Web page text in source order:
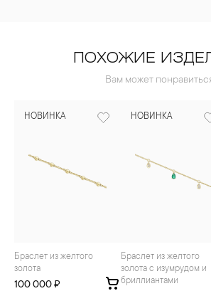
ПОХОЖИЕ
Вам может
НОВИНКА
Браслет из желтого
золота
100 000 ₽
НОВИНКА
Браслет из желтого
золота с изумрудом и
бриллиантами